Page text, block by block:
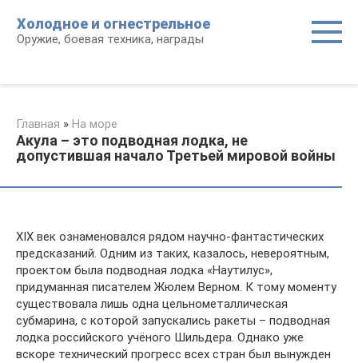
контенту
Холодное и огнестрельное
Оружие, боевая техника, награды
Главная » На море
Акула – это подводная лодка, не
допустившая начало Третьей мировой войны
XIX век ознаменовался рядом научно-фантастических
предсказаний. Одним из таких, казалось, невероятным,
проектом была подводная лодка «Наутилус»,
придуманная писателем Жюлем Верном. К тому моменту
существовала лишь одна цельнометаллическая
субмарина, с которой запускались ракеты – подводная
лодка российского учёного Шильдера. Однако уже
вскоре технический прогресс всех стран был вынужден